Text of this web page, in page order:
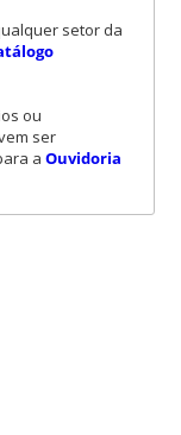
setor da
ou
ser
a Ouvidoria